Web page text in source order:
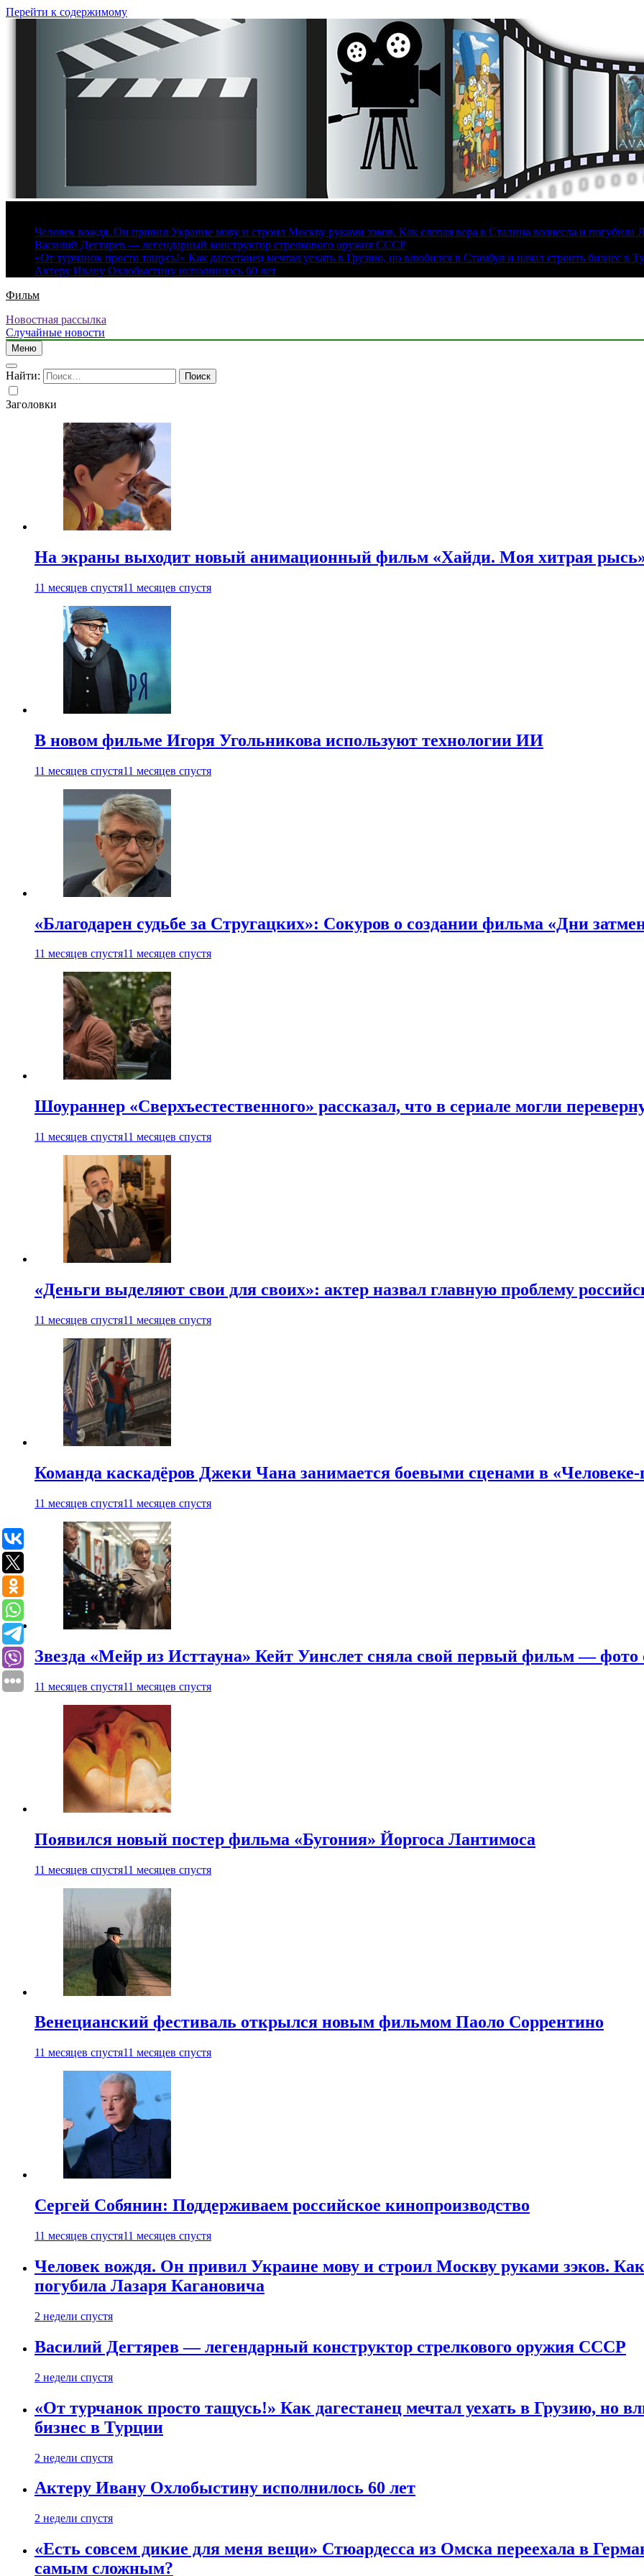
Перейти к содержимому
Человек вождя. Он привил Украине мову и строил Москву руками зэков. Как слепая вера в Сталина вознесла и погубила
Василий Дегтярев — легендарный конструктор стрелкового оружия СССР
«От турчанок просто тащусь!» Как дагестанец мечтал уехать в Грузию, но влюбился в Стамбул и начал строить бизнес в
Актеру Ивану Охлобыстину исполнилось 60 лет
Фильм
Новостная рассылка
Случайные новости
Меню
Найти:
Заголовки
На экраны выходит новый анимационный фильм «Хайди. Моя хитрая
11 месяцев спустя11 месяцев спустя
В новом фильме Игоря Угольникова используют технологии ИИ
11 месяцев спустя11 месяцев спустя
«Благодарен судьбе за Стругацких»: Сокуров о создании фильма «Дни
11 месяцев спустя11 месяцев спустя
Шоураннер «Сверхъестественного» рассказал, что в сериале могли
11 месяцев спустя11 месяцев спустя
«Деньги выделяют свои для своих»: актер назвал главную проблему
11 месяцев спустя11 месяцев спустя
Команда каскадёров Джеки Чана занимается боевыми сценами в «Человеке-
11 месяцев спустя11 месяцев спустя
Звезда «Мейр из Исттауна» Кейт Уинслет сняла свой первый фильм — фото
11 месяцев спустя11 месяцев спустя
Появился новый постер фильма «Бугония» Йоргоса Лантимоса
11 месяцев спустя11 месяцев спустя
Венецианский фестиваль открылся новым фильмом Паоло Соррентино
11 месяцев спустя11 месяцев спустя
Сергей Собянин: Поддерживаем российское кинопроизводство
11 месяцев спустя11 месяцев спустя
Человек вождя. Он привил Украине мову и строил Москву руками зэков.
погубила Лазаря Кагановича
2 недели спустя
Василий Дегтярев — легендарный конструктор стрелкового оружия СССР
2 недели спустя
«От турчанок просто тащусь!» Как дагестанец мечтал уехать в Грузию, но
бизнес в Турции
2 недели спустя
Актеру Ивану Охлобыстину исполнилось 60 лет
2 недели спустя
«Есть совсем дикие для меня вещи» Стюардесса из Омска переехала в
самым сложным?